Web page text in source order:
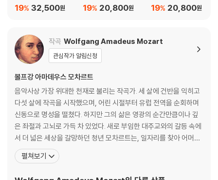
나의 조국 (피아노 편
[HQCD]
32,500원
19%
cy - Piano Trios by S
20,800원
19%
베토벤: 피아노 소나타
anslation - Smetana
20,800원
19%
작곡 Wolfgang Amadeus Mozart
관심작가 알림신청
볼프강 아마데우스 모차르트
음악사상 가장 위대한 천재로 불리는 작곡가. 세 살에 건반을 익히고
다섯 살에 작곡을 시작했으며, 어린 시절부터 유럽 전역을 순회하며
신동으로 명성을 떨쳤다. 하지만 그의 삶은 영광의 순간만큼이나 깊
은 좌절과 고뇌로 가득 차 있었다. 새로 부임한 대주교와의 갈등 속에
서 더 넓은 세상을 갈망하던 청년 모차르트는, 일자리를 찾아 어머니
와 함께 만하임과 파리로 긴 여행을 떠난다. 그러나 그를 기다리고 있
던 것은 첫사랑의 배신과, 낯선 도시 파리에서 마주한 어머니의 비극
펼쳐보기